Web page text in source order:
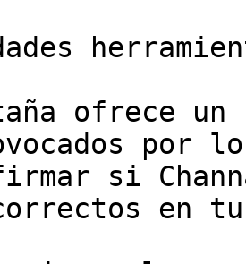
ofrece
por
si
en